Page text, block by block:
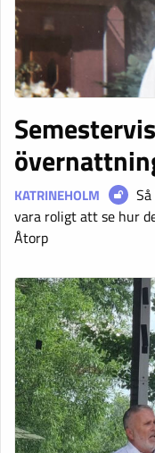
KATRINEHOLM
vara roligt att se hur
Åtorp